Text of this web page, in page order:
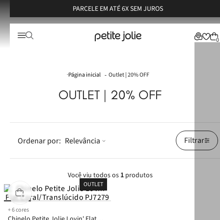
PARCELE EM ATÉ 6X SEM JUROS
0
Outlet | 20% OFF
OUTLET | 20% OFF
Relevância Filtrar
Você viu todos os 1produtos
+6cores
OUTLET